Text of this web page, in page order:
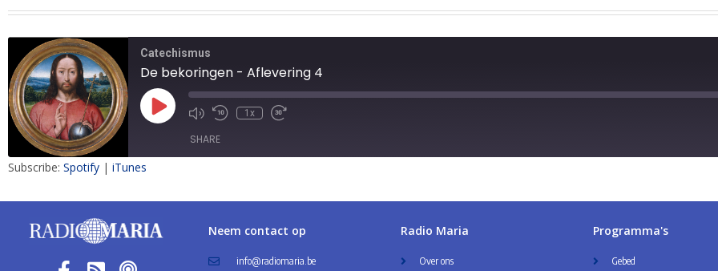
Catechismus
De bekoringen - Aflevering 4
1x
SHARE
LINK
Subscribe: Spotify | iTunes
Neem contact op
info@radiomaria.be
Radio Maria
Over ons
Programma's
Gebed